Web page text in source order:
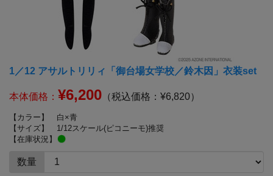
1／12 アサルトリリィ「御台場女学校／鈴木因」衣装set
本体価格： ¥6,200 （税込価格：¥6,820）
【カラー】
白×青
【サイズ】
1/12スケール(ピコニーモ)推奨
【在庫状況】
数量